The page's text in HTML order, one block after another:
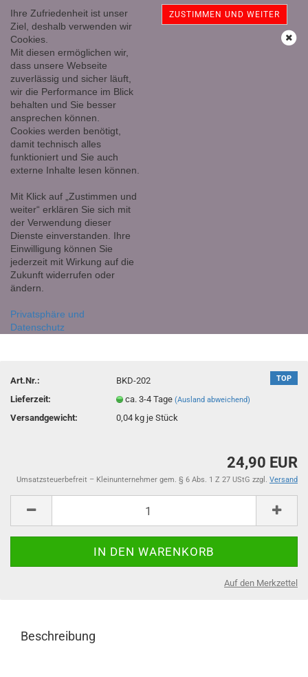
Ihre Zufriedenheit ist unser
Ziel, deshalb verwenden wir
Cookies.
Mit diesen ermöglichen wir,
dass unsere Webseite
zuverlässig und sicher läuft,
wir die Performance im Blick
behalten und Sie besser
ansprechen können.
Cookies werden benötigt,
damit technisch alles
funktioniert und Sie auch
externe Inhalte lesen können.
Mit Klick auf „Zustimmen und
weiter“ erklären Sie sich mit
der Verwendung dieser
Dienste einverstanden. Ihre
Einwilligung können Sie
jederzeit mit Wirkung auf die
Zukunft widerrufen oder
ändern.
Privatsphäre und
Datenschutz
ZUSTIMMEN UND WEITER
Citrin, klare Doppelender 45 - 60 mm
TOP
Art.Nr.:
BKD-202
Lieferzeit:
ca. 3-4 Tage(Ausland abweichend)
Versandgewicht: 0,04 kg je Stück
24,90 EUR
Umsatzsteuerbefreit – Kleinunternehmer gem. § 6 Abs. 1 Z 27 UStG zzgl. Versand
Auf den Merkzettel
Beschreibung